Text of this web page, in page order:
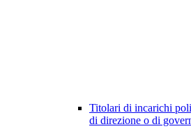
Titolari di incarichi
di direzione o di